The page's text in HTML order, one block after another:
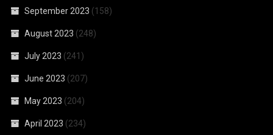
September 2023 (158)
August 2023 (248)
July 2023 (241)
June 2023 (207)
May 2023 (204)
April 2023 (234)